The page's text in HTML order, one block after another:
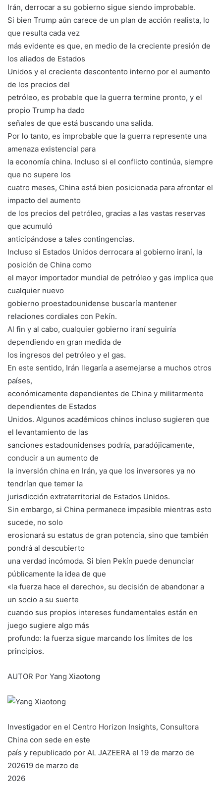
Irán, derrocar a su gobierno sigue siendo improbable.
Si bien Trump aún carece de un plan de acción realista, lo
que resulta cada vez
más evidente es que, en medio de la creciente presión de
los aliados de Estados
Unidos y el creciente descontento interno por el aumento
de los precios del
petróleo, es probable que la guerra termine pronto, y el
propio Trump ha dado
señales de que está buscando una salida.
Por lo tanto, es improbable que la guerra represente una
amenaza existencial para
la economía china. Incluso si el conflicto continúa, siempre
que no supere los
cuatro meses, China está bien posicionada para afrontar el
impacto del aumento
de los precios del petróleo, gracias a las vastas reservas
que acumuló
anticipándose a tales contingencias.
Incluso si Estados Unidos derrocara al gobierno iraní, la
posición de China como
el mayor importador mundial de petróleo y gas implica que
cualquier nuevo
gobierno proestadounidense buscaría mantener
relaciones cordiales con Pekín.
Al fin y al cabo, cualquier gobierno iraní seguiría
dependiendo en gran medida de
los ingresos del petróleo y el gas.
En este sentido, Irán llegaría a asemejarse a muchos otros
países,
económicamente dependientes de China y militarmente
dependientes de Estados
Unidos. Algunos académicos chinos incluso sugieren que
el levantamiento de las
sanciones estadounidenses podría, paradójicamente,
conducir a un aumento de
la inversión china en Irán, ya que los inversores ya no
tendrían que temer la
jurisdicción extraterritorial de Estados Unidos.
Sin embargo, si China permanece impasible mientras esto
sucede, no solo
erosionará su estatus de gran potencia, sino que también
pondrá al descubierto
una verdad incómoda. Si bien Pekín puede denunciar
públicamente la idea de que
«la fuerza hace el derecho», su decisión de abandonar a
un socio a su suerte
cuando sus propios intereses fundamentales están en
juego sugiere algo más
profundo: la fuerza sigue marcando los límites de los
principios.
AUTOR Por Yang Xiaotong
Investigador en el Centro Horizon Insights, Consultora
China con sede en este
país y republicado por AL JAZEERA el 19 de marzo de
202619 de marzo de
2026